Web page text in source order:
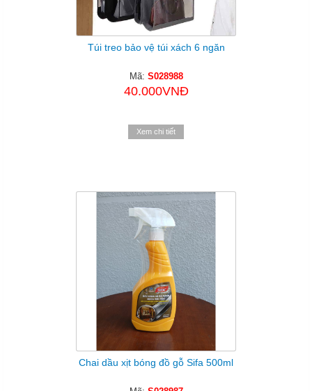
Túi treo bảo vệ túi xách 6 ngăn
Mã: S028988
40.000VNĐ
Xem chi tiết
Chai dầu xịt bóng đồ gỗ Sifa 500ml